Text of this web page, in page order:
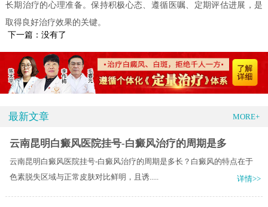
长期治疗的心理准备。保持积极心态、遵循医嘱、定期评估进展，是
取得良好治疗效果的关键。
下一篇：没有了
最新文章 MORE+
云南昆明白癜风医院挂号-白癜风治疗的周期是多
云南昆明白癜风医院挂号-白癜风治疗的周期是多长？白癜风的特点在于
色素脱失区域与正常皮肤对比鲜明，且诱.....
详情>>